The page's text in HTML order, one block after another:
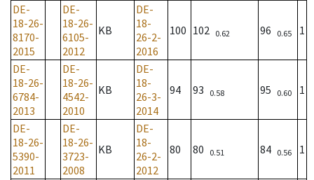
DE-
18-26-
8170-
2015
DE-
18-26-
6105-
2012
KB
DE-
18-
26-2-
2016
100 102 0.62 96 0.65 1
DE-
18-26-
6784-
2013
DE-
18-26-
4542-
2010
KB
DE-
18-
26-3-
2014
94 93 0.58 95 0.60 1
DE-
18-26-
5390-
2011
DE-
18-26-
3723-
2008
KB
DE-
18-
26-2-
2012
80 80 0.51 84 0.56 1